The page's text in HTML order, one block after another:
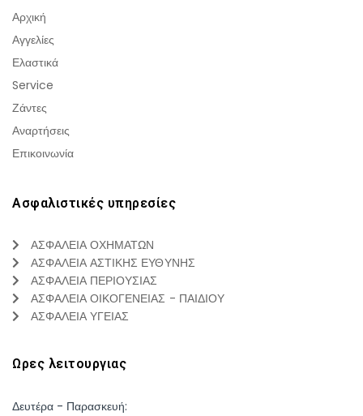
Αρχική
Αγγελίες
Ελαστικά
Service
Ζάντες
Αναρτήσεις
Επικοινωνία
Ασφαλιστικές υπηρεσίες
ΑΣΦΑΛΕΙΑ ΟΧΗΜΑΤΩΝ
ΑΣΦΑΛΕΙΑ ΑΣΤΙΚΗΣ ΕΥΘΥΝΗΣ
ΑΣΦΑΛΕΙΑ ΠΕΡΙΟΥΣΙΑΣ
ΑΣΦΑΛΕΙΑ ΟΙΚΟΓΕΝΕΙΑΣ - ΠΑΙΔΙΟΥ
ΑΣΦΑΛΕΙΑ ΥΓΕΙΑΣ
Ωρες λειτουργιας
Δευτέρα - Παρασκευή: